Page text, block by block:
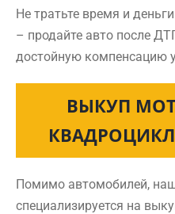
Не тратьте время и
– продайте авто после
достойную компенсацию
ВЫКУП
Помимо автомобилей,
специализируется на